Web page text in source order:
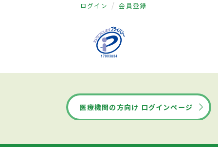
ログイン 会員登録
医療機関の方向け ログインページ